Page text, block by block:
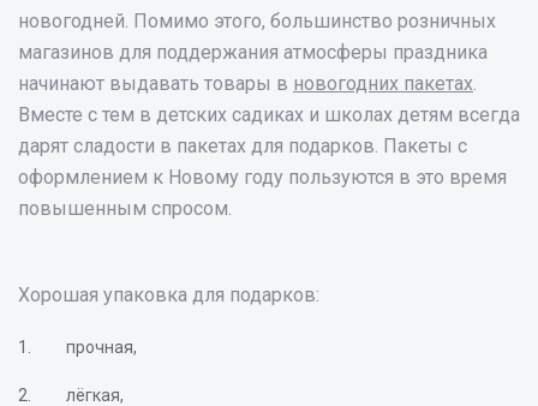
новогодней. Помимо этого, большинство розничных
магазинов для поддержания атмосферы праздника
начинают выдавать товары в новогодних пакетах.
Вместе с тем в детских садиках и школах детям всегда
дарят сладости в пакетах для подарков. Пакеты с
оформлением к Новому году пользуются в это время
повышенным спросом.
Хорошая упаковка для подарков:
прочная,
лёгкая,